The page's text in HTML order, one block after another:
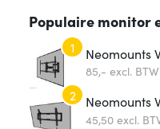
Populaire monitor
1
Neomounts
tv muursteun
85,-excl. BTW
2 Neomounts
tv
45,50 excl.